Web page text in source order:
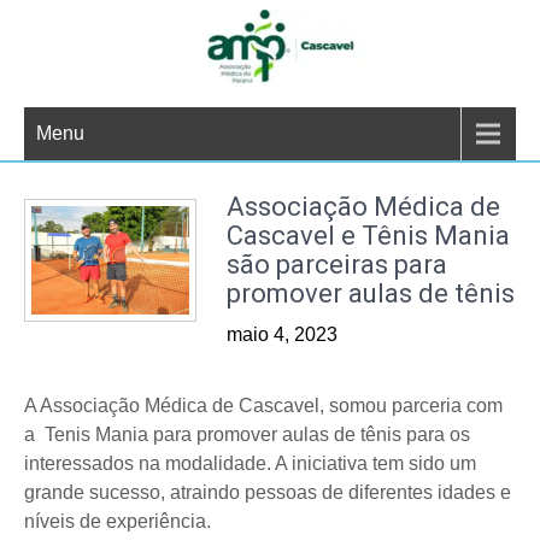
Menu
Associação Médica de
Cascavel e Tênis Mania
são parceiras para
promover aulas de tênis
maio 4, 2023
A Associação Médica de Cascavel, somou parceria com
a Tenis Mania para promover aulas de tênis para os
interessados na modalidade. A iniciativa tem sido um
grande sucesso, atraindo pessoas de diferentes idades e
níveis de experiência.